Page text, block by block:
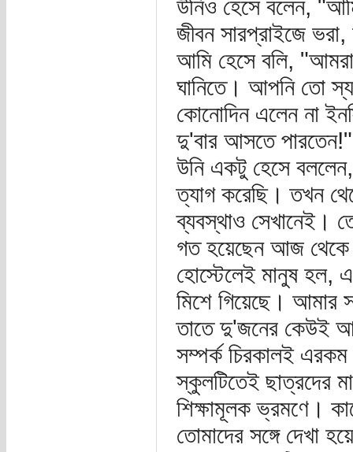
উনিও হেসে বলেন,
জীবন সারপ্রাইজে
আমি হেসে বলি, "আমরা
ঘানিতে। আপনি তো
কোনোদিন এলেন না
দু'বার আসতে পারতেন!"
উনি একটু হেসে
ত্যাগ করেছি। তখন
ব্যবস্থাও সেখানেই।
গত হয়েছেন আজ থেকে
হোস্টেলেই মানুষ হল,
মিশে গিয়েছে। আমার
তাতে দু'জনের কেউই
সম্পর্ক চিরকালই
স্কুলটিতেই ছাত্রদের
শিক্ষামূলক ভ্রমণে।
তোমাদের সঙ্গে দেখা